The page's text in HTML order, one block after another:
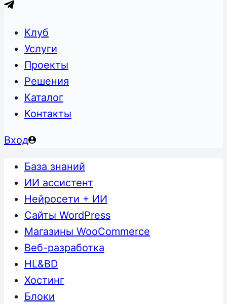
Клуб
Услуги
Проекты
Решения
Каталог
Контакты
Вход
База знаний
ИИ ассистент
Нейросети + ИИ
Сайты WordPress
Магазины WooCommerce
Веб-разработка
HL&BD
Хостинг
Блоки